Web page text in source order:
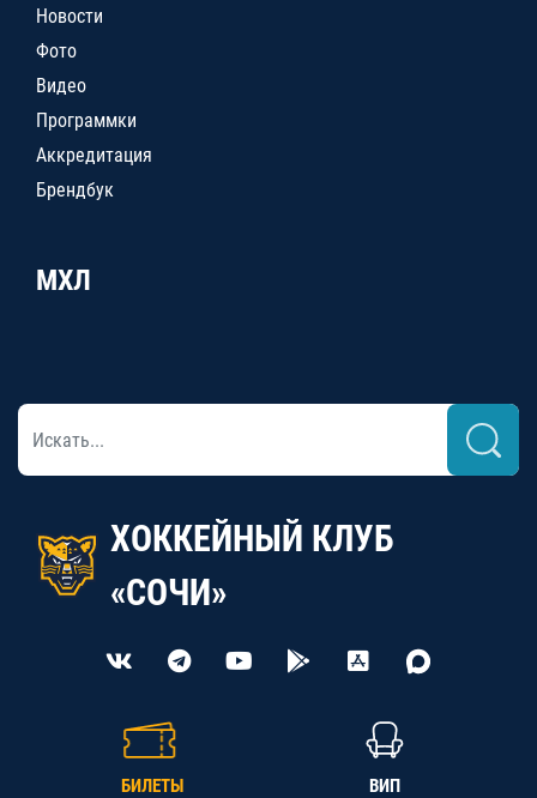
Новости
Фото
Видео
Программки
Аккредитация
Брендбук
МХЛ
ХОККЕЙНЫЙ КЛУБ
«СОЧИ»
БИЛЕТЫ ВИП